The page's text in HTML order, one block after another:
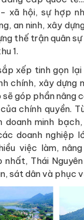
xã hội, sự hợp
an ninh, xây
thế trận quân
1.
xếp tinh gọn
chính, xây dựng
góp phần nâng
chính quyền.
minh
doanh nghiệp
việc làm,
nhất, Thái
sát dân và phục